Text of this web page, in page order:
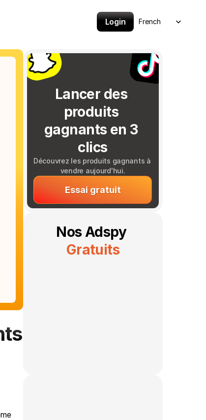
Login
Select Language
French
Lancer des
produits
gagnants en 3
clics
Découvrez les produits gagnants à
vendre aujourd'hui.
Essai gratuit
Nos Adspy
Gratuits